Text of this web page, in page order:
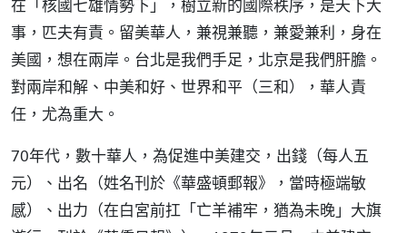
在「核國七雄情勢下」，樹立新的國際秩序，是天下大
事，匹夫有責。留美華人，兼視兼聽，兼愛兼利，身在
美國，想在兩岸。台北是我們手足，北京是我們肝膽。
對兩岸和解、中美和好、世界和平（三和），華人責
任，尤為重大。
70年代，數十華人，為促進中美建交，出錢（每人五
元）、出名（姓名刊於《華盛頓郵報》，當時極端敏
感）、出力（在白宮前扛「亡羊補牢，猶為未晚」大旗